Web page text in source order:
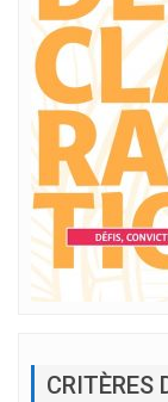
CRITÈRES